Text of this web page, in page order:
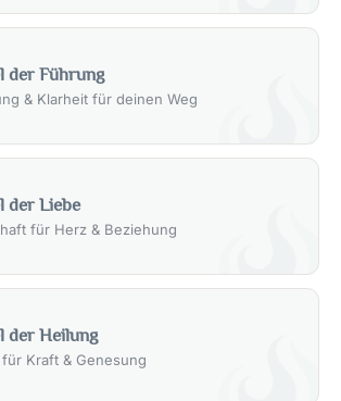
der Führung
& Klarheit für deinen Weg
der Liebe
für Herz & Beziehung
der Heilung
für Kraft & Genesung